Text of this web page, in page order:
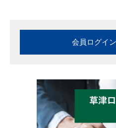
会員ログイ